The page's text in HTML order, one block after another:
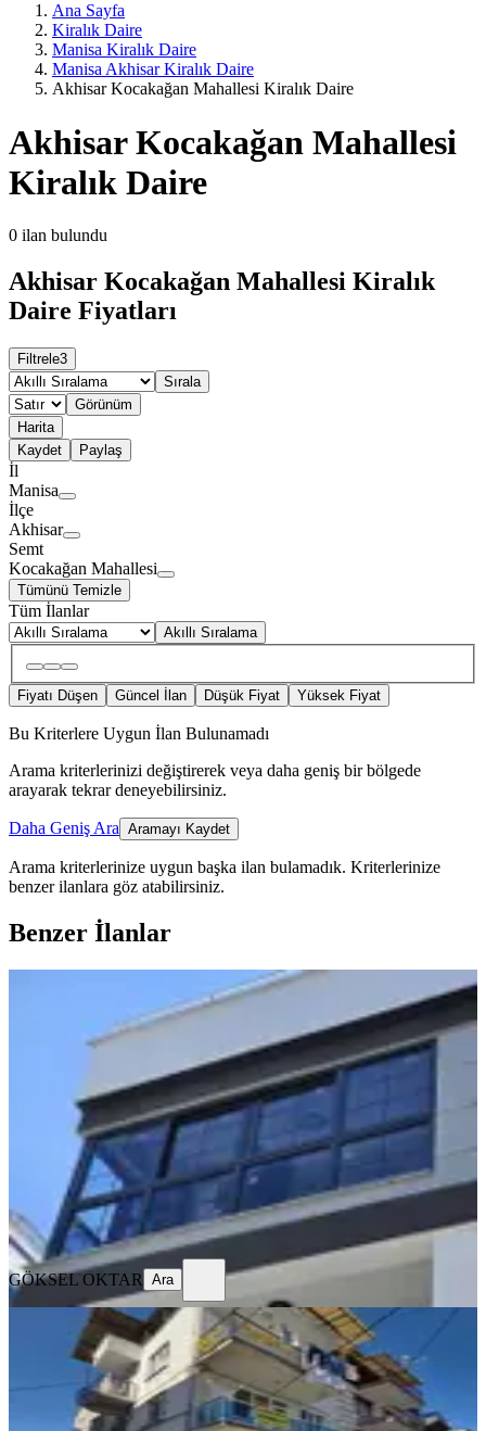
Ana Sayfa
Kiralık Daire
Manisa Kiralık Daire
Manisa Akhisar Kiralık Daire
Akhisar Kocakağan Mahallesi Kiralık Daire
Akhisar Kocakağan Mahallesi
Kiralık Daire
0 ilan bulundu
Akhisar Kocakağan Mahallesi Kiralık
Daire Fiyatları
Filtrele3
Sırala
Görünüm
Harita
Kaydet
Paylaş
İl
Manisa
İlçe
Akhisar
Semt
Kocakağan Mahallesi
Tümünü Temizle
Tüm İlanlar
Akıllı Sıralama
Fiyatı Düşen Güncel İlan Düşük Fiyat Yüksek Fiyat
Bu Kriterlere Uygun İlan Bulunamadı
Arama kriterlerinizi değiştirerek veya daha geniş bir bölgede
arayarak tekrar deneyebilirsiniz.
Daha Geniş Ara Aramayı Kaydet
Arama kriterlerinize uygun başka ilan bulamadık. Kriterlerinize
benzer ilanlara göz atabilirsiniz.
Benzer İlanlar
Reşat Beyde Kiralık 2,5+1 Sıfır Teraslı
Dublex Daire
Akhisar, Reşat Bey Mahallesi
2.5+1·126 m²·3. Kat
27.500 ₺
GÖKSEL OKTAR
Ara
GÖKSEL OKTAR Ara
Medigün Karşısı Ara Kat Kiralık
Daire
Akhisar, Reşat Bey Mahallesi